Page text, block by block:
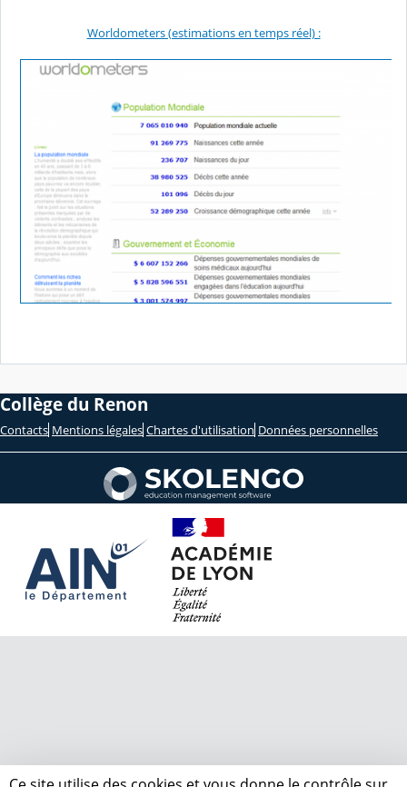
Worldometers (estimations en temps réel) :
Collège du Renon
Contacts Mentions légales Chartes d'utilisation Données personnelles